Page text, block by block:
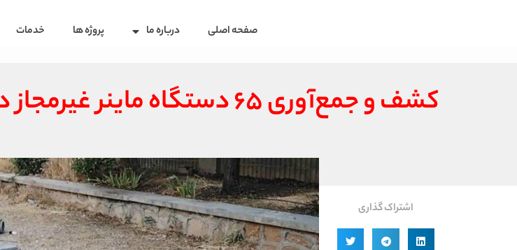
صفحه اصلی درباره ما پروژه ها خدمات
کشف و جمع‌آوری ۶۵ دستگاه ماینر غیرمجاز در بوشهر
اشتراک گذاری